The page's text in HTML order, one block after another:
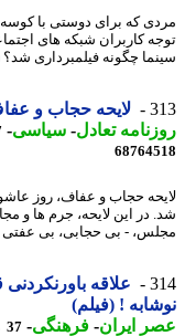
که برای دوستی با کوسه ها به
کاربران شبکه های اجتماعی
چگونه فیلمبرداری شد؟
لایحه حجاب و عفاف
تعادل-سیاسی-37 ماه پیش - یکشنبه 8 مرداد 1402، 01:38
حجاب و عفاف، روز عاشورا
در این لایحه، جرم ها و
- بی حجابی، بی عفتی و
علاقه باورنکردنی
! (فیلم)
ایران- فرهنگی-